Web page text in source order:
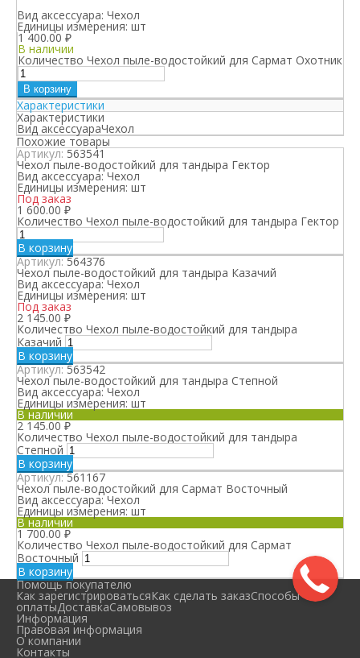
Вид аксессуара: Чехол
Единицы измерения: шт
1 400.00 ₽
В наличии
Количество Чехол пыле-водостойкий для Сармат Охотник
В корзину
Характеристики
Характеристики
Вид аксессуараЧехол
Похожие товары
Артикул:563541
Чехол пыле-водостойкий для тандыра Гектор
Вид аксессуара:Чехол
Единицы измерения: шт
Под заказ
1 600.00 ₽
Количество Чехол пыле-водостойкий для тандыра Гектор
В корзину
Артикул:564376
Чехол пыле-водостойкий для тандыра Казачий
Вид аксессуара:Чехол
Единицы измерения: шт
Под заказ
2 145.00 ₽
Количество Чехол пыле-водостойкий для тандыра
Казачий
В корзину
Артикул:563542
Чехол пыле-водостойкий для тандыра Степной
Вид аксессуара:Чехол
Единицы измерения: шт
В наличии
2 145.00₽
Количество Чехол пыле-водостойкий для тандыра
Степной
В корзину
Артикул:561167
Чехол пыле-водостойкий для Сармат Восточный
Вид аксессуара:Чехол
Единицы измерения: шт
В наличии
1 700.00₽
Количество Чехол пыле-водостойкий для Сармат
Восточный
В корзину
Помощь покупателю
Как зарегистрироватьсяКак сделать заказСпособы
оплатыДоставкаСамовывоз
Информация
Правовая информация
О компании
Контакты